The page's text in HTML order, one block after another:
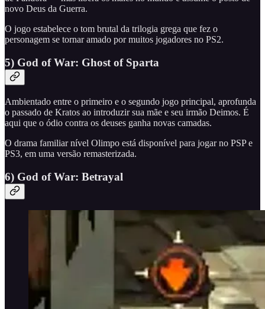
novo Deus da Guerra.
O jogo estabelece o tom brutal da trilogia grega que fez o
personagem se tornar amado por muitos jogadores no PS2.
5) God of War: Ghost of Sparta
Ambientado entre o primeiro e o segundo jogo principal, aprofunda
o passado de Kratos ao introduzir sua mãe e seu irmão Deimos. É
aqui que o ódio contra os deuses ganha novas camadas.
O drama familiar nível Olimpo está disponível para jogar no PSP e
PS3, em uma versão remasterizada.
6) God of War: Betrayal